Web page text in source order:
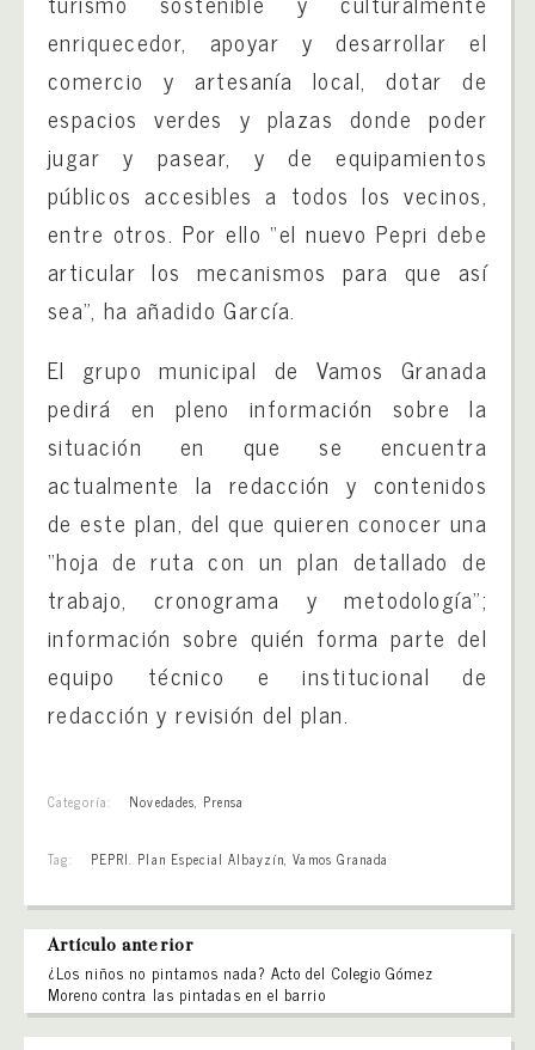
enriquecedor, apoyar y desarrollar el
comercio y artesanía local, dotar de
espacios verdes y plazas donde poder
jugar y pasear, y de equipamientos
públicos accesibles a todos los vecinos,
entre otros. Por ello “el nuevo Pepri debe
articular los mecanismos para que así
sea”, ha añadido García.
El grupo municipal de Vamos Granada
pedirá en pleno información sobre la
situación en que se encuentra
actualmente la redacción y contenidos
de este plan, del que quieren conocer una
“hoja de ruta con un plan detallado de
trabajo, cronograma y metodología”;
información sobre quién forma parte del
equipo técnico e institucional de
redacción y revisión del plan.
Categoría: Novedades, Prensa
Tag: PEPRI. Plan Especial Albayzín,Vamos Granada
Artículo anterior
¿Los niños no pintamos nada? Acto del Colegio Gómez
Moreno contra las pintadas en el barrio